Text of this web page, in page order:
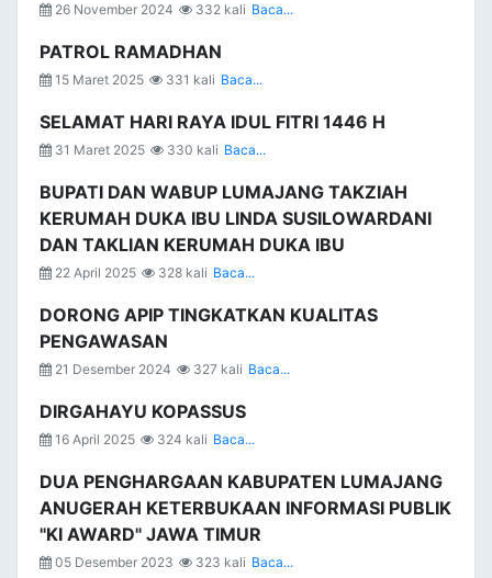
26 November 2024 332 kali Baca...
PATROL RAMADHAN
15 Maret 2025 331 kali Baca...
SELAMAT HARI RAYA IDUL FITRI 1446 H
31 Maret 2025 330 kali Baca...
BUPATI DAN WABUP LUMAJANG TAKZIAH
KERUMAH DUKA IBU LINDA SUSILOWARDANI
DAN TAKLIAN KERUMAH DUKA IBU
22 April 2025 328 kali Baca...
DORONG APIP TINGKATKAN KUALITAS
PENGAWASAN
21 Desember 2024 327 kali Baca...
DIRGAHAYU KOPASSUS
16 April 2025 324 kali Baca...
DUA PENGHARGAAN KABUPATEN LUMAJANG
ANUGERAH KETERBUKAAN INFORMASI PUBLIK
"KI AWARD" JAWA TIMUR
05 Desember 2023 323 kali Baca...